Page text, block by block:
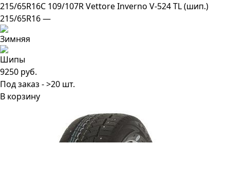
215/65R16C 109/107R Vettore Inverno V-524 TL (шип.)
215/65R16 —
9250 руб.
Под заказ - >20 шт.
В корзину